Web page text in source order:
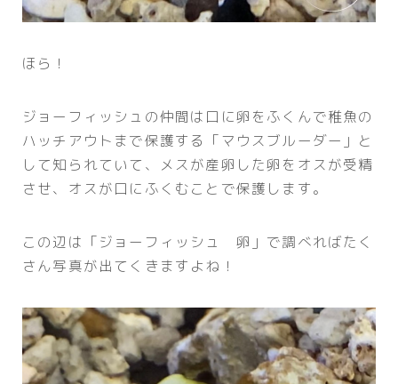
ほら！
ジョーフィッシュの仲間は口に卵をふくんで稚魚の
ハッチアウトまで保護する「マウスブルーダー」と
して知られていて、メスが産卵した卵をオスが受精
させ、オスが口にふくむことで保護します。
この辺は「ジョーフィッシュ 卵」で調べればたく
さん写真が出てくきますよね！